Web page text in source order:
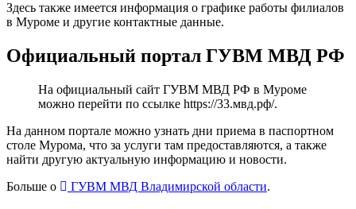
Здесь также имеется информация о графике работы филиалов
в Муроме и другие контактные данные.
Официальный портал ГУВМ МВД РФ
На официальный сайт ГУВМ МВД РФ в Муроме
можно перейти по ссылке https://33.мвд.рф/.
На данном портале можно узнать дни приема в паспортном
столе Мурома, что за услуги там предоставляются, а также
найти другую актуальную информацию и новости.
Больше о
ГУВМ МВД Владимирской области.